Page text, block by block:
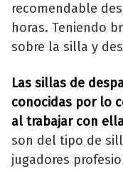
recomendable
horas. Teniendo
sobre la silla y
Las sillas de
conocidas por lo
al trabajar con
son del tipo de
jugadores